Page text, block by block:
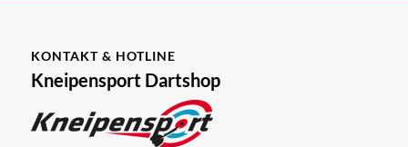
KONTAKT & HOTLINE
Kneipensport Dartshop